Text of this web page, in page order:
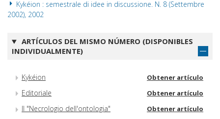
Kykéion : semestrale di idee in discussione. N. 8 (Settembre
2002), 2002
ARTÍCULOS DEL MISMO NÚMERO (DISPONIBLES
INDIVIDUALMENTE)
Kykéion Obtener artículo
Editoriale Obtener artículo
Il "Necrologio dell'ontologia" Obtener artículo